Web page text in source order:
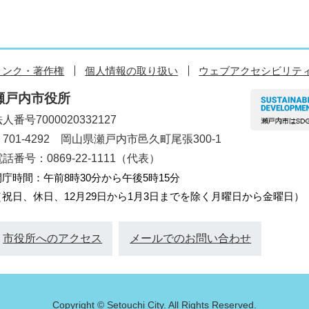
ンク・著作権 個人情報の取り扱い ウェブアクセシビリテ
戸内市役所
人番号7000020332127
701-4292 岡山県瀬戸内市邑久町尾張300-1
話番号：0869-22-1111（代表）
庁時間：午前8時30分から午後5時15分
祝日、休日、12月29日から1月3日までを除く月曜日から金曜日）
市役所へのアクセス メールでのお問い合わせ
Copyright © Setouchi City. All Rights Reserved.